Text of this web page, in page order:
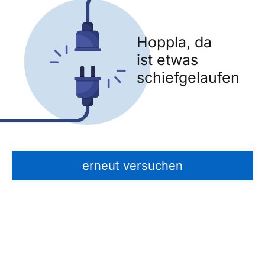
Hoppla, da
ist etwas
schiefgelaufen
erneut versuchen